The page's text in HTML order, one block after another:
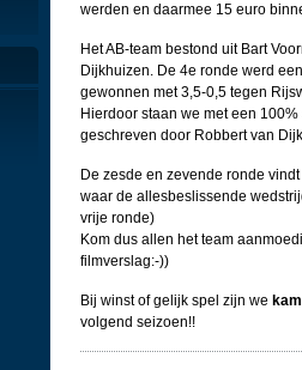
werden en daarmee 15 euro
Het AB-team bestond uit Bart
Dijkhuizen. De 4e ronde werd
gewonnen met 3,5-0,5 tegen
Hierdoor staan we met een
geschreven door Robbert van
De zesde en zevende ronde
waar de allesbeslissende
vrije ronde)
Kom dus allen het team
filmverslag:-))
Bij winst of gelijk spel zijn we
volgend seizoen!!